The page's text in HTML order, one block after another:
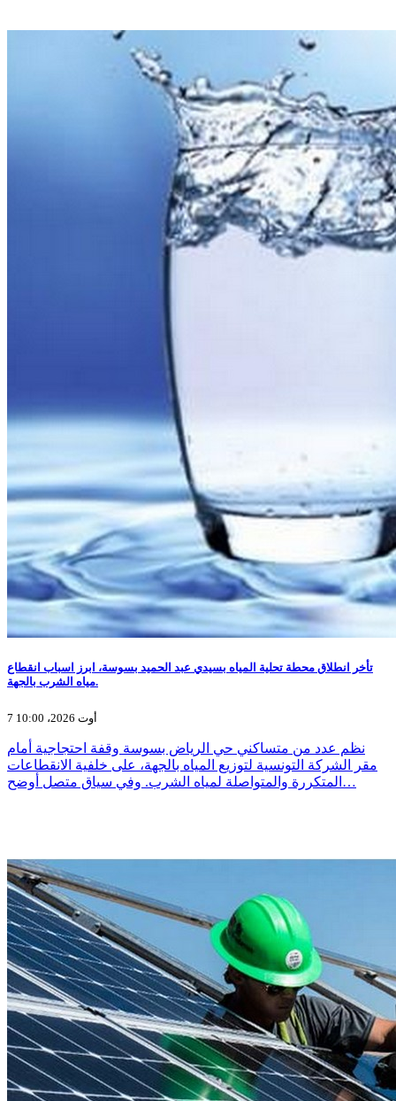
تأخر انطلاق محطة تحلية المياه بسيدي عبد الحميد بسوسة، ابرز اسباب انقطاع
مياه الشرب بالجهة.
7 أوت 2026، 10:00
نظم عدد من متساكني حي الرياض بسوسة وقفة احتجاجية أمام
مقر الشركة التونسية لتوزيع المياه بالجهة، على خلفية الانقطاعات
المتكررة والمتواصلة لمياه الشرب. وفي سياق متصل أوضح…